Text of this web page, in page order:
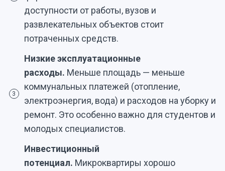
доступности от работы, вузов и
развлекательных объектов стоит
потраченных средств.
3
Низкие эксплуатационные
расходы. Меньше площадь — меньше
коммунальных платежей (отопление,
электроэнергия, вода) и расходов на уборку и
ремонт. Это особенно важно для студентов и
молодых специалистов.
Инвестиционный
потенциал. Микроквартиры хорошо